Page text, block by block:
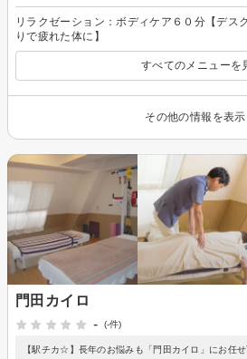
リラクゼーション：ボディケア６０分【デス
りで疲れた体に】
すべてのメニューを
その他の情報を表示
門田カイロ
-
(-件)
【駅チカ☆】長年のお悩みも「門田カイロ」にお任せ